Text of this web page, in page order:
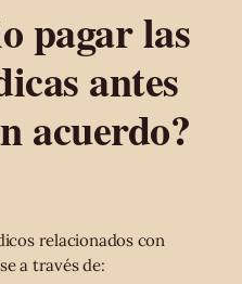
pagar las
antes
acuerdo?
relacionados con
a través de: